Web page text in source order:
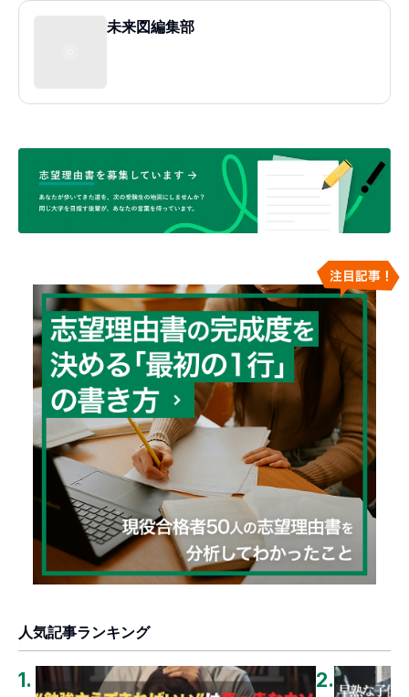
未来図編集部
人気記事ランキング
1. 2.